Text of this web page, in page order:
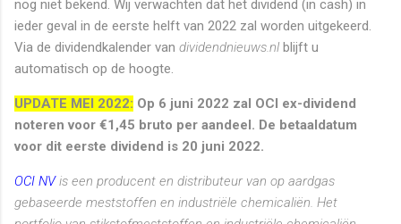
nog niet bekend. Wij verwachten dat het dividend (in cash) in
ieder geval in de eerste helft van 2022 zal worden uitgekeerd.
Via de dividendkalender van dividendnieuws.nl blijft u
automatisch op de hoogte.
UPDATE MEI 2022: Op 6 juni 2022 zal OCI ex-dividend
noteren voor €1,45 bruto per aandeel. De betaaldatum
voor dit eerste dividend is 20 juni 2022.
OCI NVis een producent en distributeur van op aardgas
gebaseerde meststoffen en industriële chemicaliën. Het